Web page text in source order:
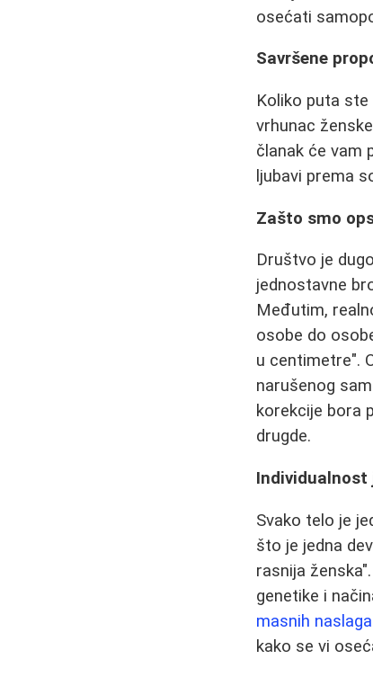
osećati
Savršene
Koliko puta
vrhunac
članak će vam
ljubavi prema
Zašto smo
Društvo je
jednostavne
Međutim,
osobe do
u centimetre".
narušenog
korekcije bora
drugde.
Individualnost
Svako telo je
što je jedna
rasnija
genetike i
masnih naslaga
kako se vi